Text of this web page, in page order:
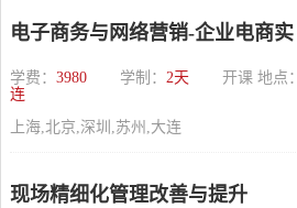
电子商务与网络营销-企业电商实
学费： 3980 学制： 2天 开课 地点：
连
上海,北京,深圳,苏州,大连
现场精细化管理改善与提升